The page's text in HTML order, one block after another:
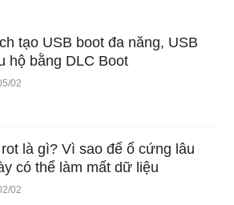
tạo USB boot đa năng, USB
hộ bằng DLC Boot
02
là gì? Vì sao để ổ cứng lâu
có thể làm mất dữ liệu
02